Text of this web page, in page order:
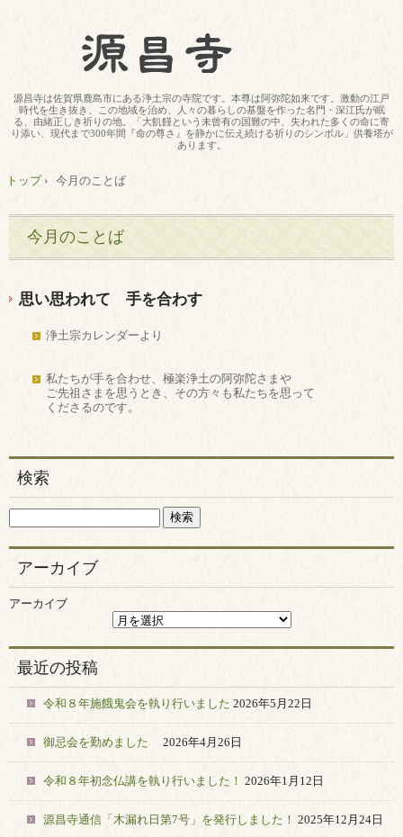
源昌寺は佐賀県鹿島市にある浄土宗の寺院です。本尊は阿弥陀如来です。激動の江戸
時代を生き抜き、この地域を治め、人々の暮らしの基盤を作った名門・深江氏が眠
る、由緒正しき祈りの地。「大飢饉という未曾有の国難の中、失われた多くの命に寄
り添い、現代まで300年間『命の尊さ』を静かに伝え続ける祈りのシンボル」供養塔が
あります。
トップ› 今月のことば
今月のことば
思い思われて 手を合わす
浄土宗カレンダーより
私たちが手を合わせ、極楽浄土の阿弥陀さまや
ご先祖さまを思うとき、その方々も私たちを思って
くださるのです。
検索
アーカイブ
アーカイブ
最近の投稿
令和８年施餓鬼会を執り行いました 2026年5月22日
御忌会を勤めました 2026年4月26日
令和８年初念仏講を執り行いました！ 2026年1月12日
源昌寺通信「木漏れ日第7号」を発行しました！ 2025年12月24日